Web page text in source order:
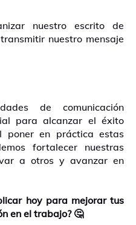
nuestro escrito de
nuestro mensaje
de comunicación
para alcanzar el éxito
poner en práctica estas
fortalecer nuestras
a otros y avanzar en
hoy para mejorar tus
en el trabajo? 🤔